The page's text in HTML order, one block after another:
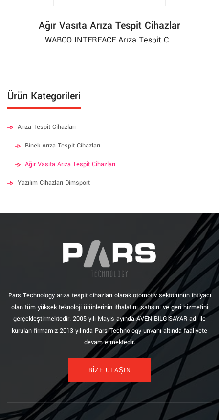
Ürün Kategorileri
Arıza Tespit Cihazları
Binek Arıza Tespit Cihazları
Ağır Vasıta Arıza Tespit Cihazları
Yazılım Cihazları Dimsport
Ağır Vasıta Arıza Tespit Cihazlar
WABCO INTERFACE Arıza Tespit C...
Pars Technology arıza tespit cihazları olarak otomotiv sektörünün ihtiyacı
olan tüm yüksek teknoloji ürünlerinin ithalatını ,satışını ve geri hizmetini
gerçekleştirmektedir. 2005 yılı Mayıs ayında AVEN BİLGİSAYAR adı ile
kurulan firmamız 2013 yılında Pars Technology unvanı altında faaliyete
devam etmektedir.
BİZE ULAŞIN